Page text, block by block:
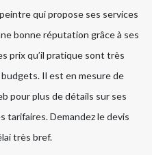
qui propose ses services
bonne réputation grâce à ses
prix qu’il pratique sont très
Il est en mesure de
pour plus de détails sur ses
tarifaires. Demandez le devis
très bref.